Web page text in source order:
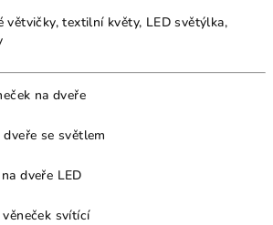
větvičky, textilní květy, LED světýlka,
na dveře
se světlem
dveře LED
svítící